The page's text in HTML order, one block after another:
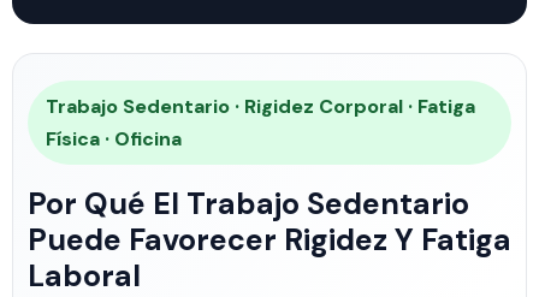
Trabajo Sedentario · Rigidez Corporal · Fatiga
Física · Oficina
Por Qué El Trabajo Sedentario
Puede Favorecer Rigidez Y Fatiga
Laboral